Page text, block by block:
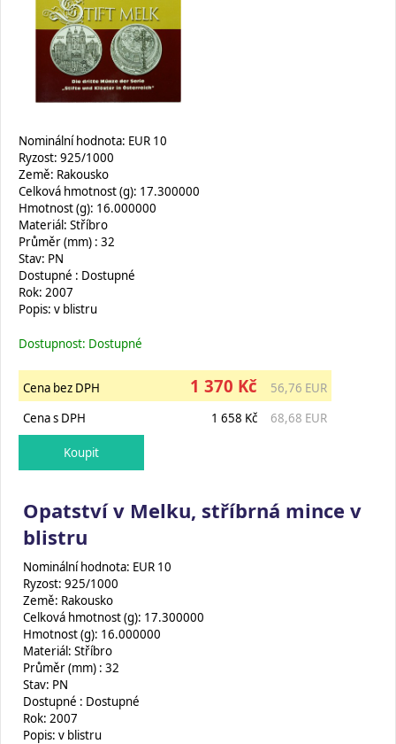
Nominální hodnota: EUR 10
Ryzost: 925/1000
Země: Rakousko
Celková hmotnost (g): 17.300000
Hmotnost (g): 16.000000
Materiál: Stříbro
Průměr (mm) : 32
Stav: PN
Dostupné : Dostupné
Rok: 2007
Popis: v blistru
Dostupnost: Dostupné
Cena bez DPH 1 370 Kč
56,76 EUR
Cena s DPH
1 658 Kč 68,68 EUR
Opatství v Melku, stříbrná mince v
blistru
Nominální hodnota: EUR 10
Ryzost: 925/1000
Země: Rakousko
Celková hmotnost (g): 17.300000
Hmotnost (g): 16.000000
Materiál: Stříbro
Průměr (mm) : 32
Stav: PN
Dostupné : Dostupné
Rok: 2007
Popis: v blistru